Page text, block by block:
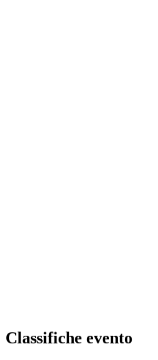
Classifiche evento